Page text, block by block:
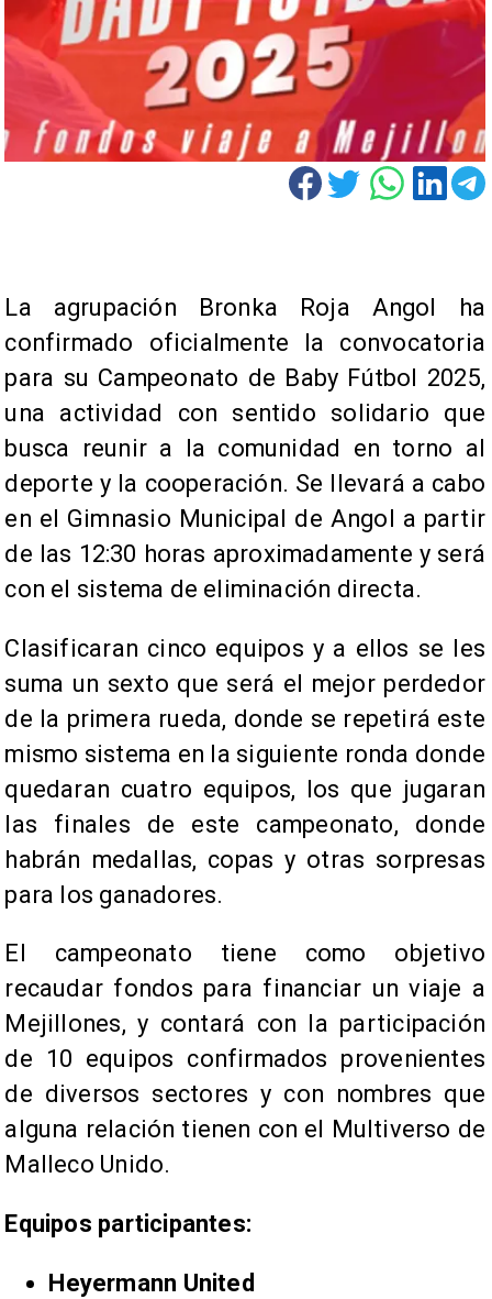
​La agrupación Bronka Roja Angol ha
confirmado oficialmente la convocatoria
para su Campeonato de Baby Fútbol 2025,
una actividad con sentido solidario que
busca reunir a la comunidad en torno al
deporte y la cooperación. Se llevará a cabo
en el Gimnasio Municipal de Angol a partir
de las 12:30 horas aproximadamente y será
con el sistema de eliminación directa.
Clasificaran cinco equipos y a ellos se les
suma un sexto que será el mejor perdedor
de la primera rueda, donde se repetirá este
mismo sistema en la siguiente ronda donde
quedaran cuatro equipos, los que jugaran
las finales de este campeonato, donde
habrán medallas, copas y otras sorpresas
para los ganadores.
El campeonato tiene como objetivo
recaudar fondos para financiar un viaje a
Mejillones, y contará con la participación
de 10 equipos confirmados provenientes
de diversos sectores y con nombres que
alguna relación tienen con el Multiverso de
Malleco Unido.
Equipos participantes:
Heyermann United